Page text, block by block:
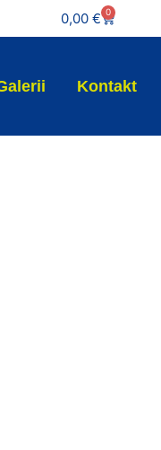
0,00€ 0
Kontakt